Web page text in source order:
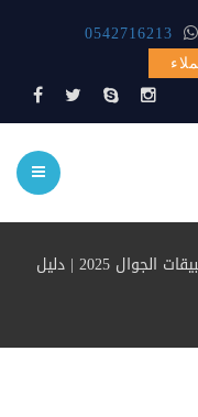
0542716213
أفضل طرق تصميم تطبيقات الجوال 2025 | دليل